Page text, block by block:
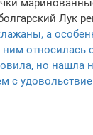
Лук
а
относилась
но нашла
с